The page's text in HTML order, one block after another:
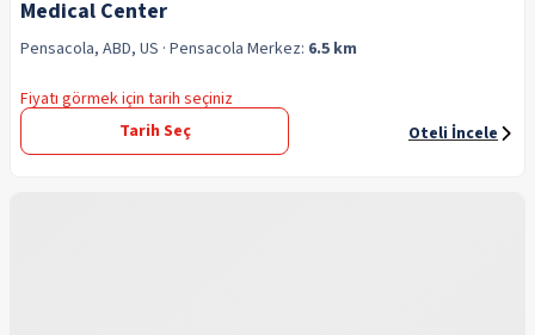
Medical Center
Pensacola, ABD, US · Pensacola Merkez: 6.5 km
Fiyatı görmek için tarih seçiniz
Tarih Seç
Oteli İncele